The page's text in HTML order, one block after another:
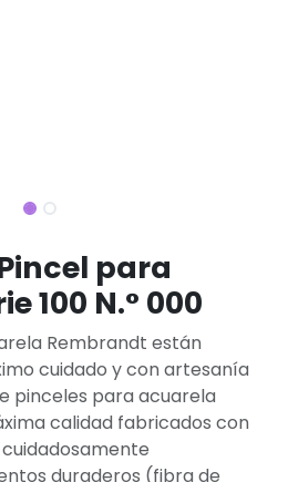
para
100 N.° 000
Rembrandt están
cuidado y con artesanía
pinceles para acuarela
calidad fabricados con
duraderos (fibra de